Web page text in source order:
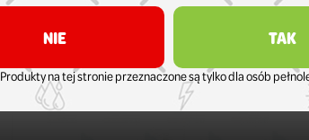
NIE TAK
Produkty na tej stronie przeznaczone są tylko dla osób